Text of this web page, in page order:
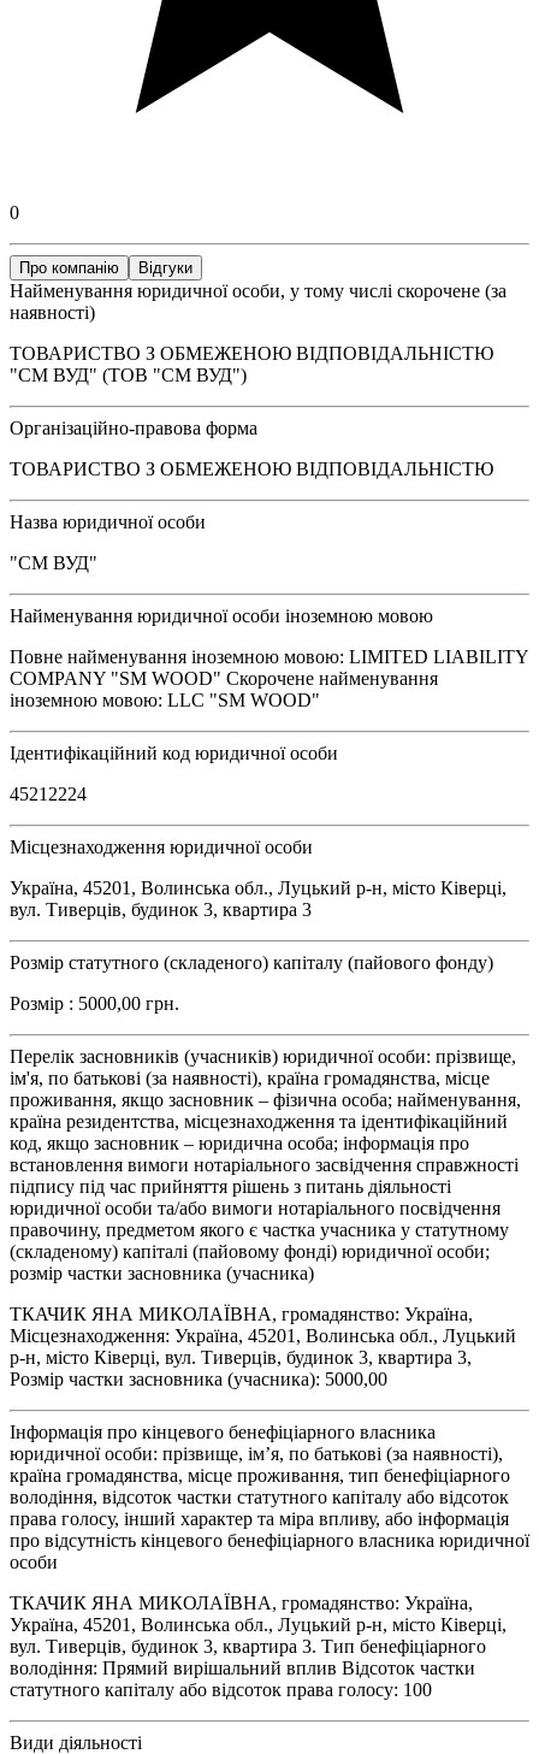
0
Про компанію Відгуки
Найменування юридичної особи, у тому числі скорочене (за
наявності)
ТОВАРИСТВО З ОБМЕЖЕНОЮ ВІДПОВІДАЛЬНІСТЮ
"СМ ВУД" (ТОВ "СМ ВУД")
Організаційно-правова форма
ТОВАРИСТВО З ОБМЕЖЕНОЮ ВІДПОВІДАЛЬНІСТЮ
Назва юридичної особи
"СМ ВУД"
Найменування юридичної особи іноземною мовою
Повне найменування іноземною мовою: LIMITED LIABILITY
COMPANY "SM WOOD" Скорочене найменування
іноземною мовою: LLC "SM WOOD"
Ідентифікаційний код юридичної особи
45212224
Місцезнаходження юридичної особи
Україна, 45201, Волинська обл., Луцький р-н, місто Ківерці,
вул. Тиверців, будинок 3, квартира 3
Розмір статутного (складеного) капіталу (пайового фонду)
Розмір : 5000,00 грн.
Перелік засновників (учасників) юридичної особи: прізвище,
ім'я, по батькові (за наявності), країна громадянства, місце
проживання, якщо засновник – фізична особа; найменування,
країна резидентства, місцезнаходження та ідентифікаційний
код, якщо засновник – юридична особа; інформація про
встановлення вимоги нотаріального засвідчення справжності
підпису під час прийняття рішень з питань діяльності
юридичної особи та/або вимоги нотаріального посвідчення
правочину, предметом якого є частка учасника у статутному
(складеному) капіталі (пайовому фонді) юридичної особи;
розмір частки засновника (учасника)
ТКАЧИК ЯНА МИКОЛАЇВНА, громадянство: Україна,
Місцезнаходження: Україна, 45201, Волинська обл., Луцький
р-н, місто Ківерці, вул. Тиверців, будинок 3, квартира 3,
Розмір частки засновника (учасника): 5000,00
Інформація про кінцевого бенефіціарного власника
юридичної особи: прізвище, ім’я, по батькові (за наявності),
країна громадянства, місце проживання, тип бенефіціарного
володіння, відсоток частки статутного капіталу або відсоток
права голосу, інший характер та міра впливу, або інформація
про відсутність кінцевого бенефіціарного власника юридичної
особи
ТКАЧИК ЯНА МИКОЛАЇВНА, громадянство: Україна,
Україна, 45201, Волинська обл., Луцький р-н, місто Ківерці,
вул. Тиверців, будинок 3, квартира 3. Тип бенефіціарного
володіння: Прямий вирішальний вплив Відсоток частки
статутного капіталу або відсоток права голосу: 100
Види діяльності